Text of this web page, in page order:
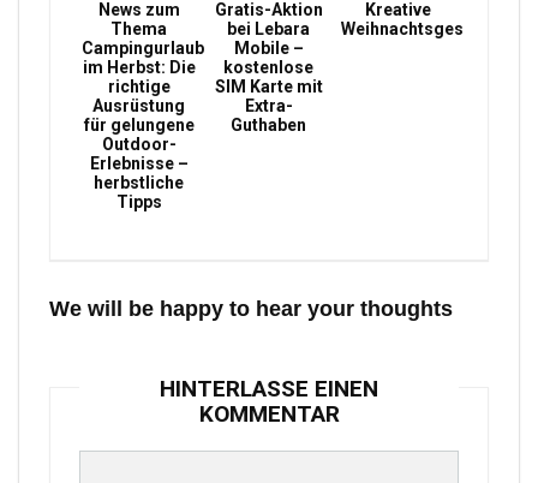
News zum
Thema
Campingurlaub
im Herbst: Die
richtige
Ausrüstung
für gelungene
Outdoor-
Erlebnisse –
herbstliche
Tipps
Gratis-Aktion
bei Lebara
Mobile –
kostenlose
SIM Karte mit
Extra-
Guthaben
Kreative
Weihnachtsgeschenke
We will be happy to hear your thoughts
HINTERLASSE EINEN
KOMMENTAR